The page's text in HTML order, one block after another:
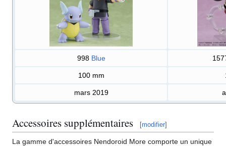
998 Blue
100 mm
mars 2019
Accessoires supplémentaires [modifier]
La gamme d'accessoires Nendoroid More comporte un unique